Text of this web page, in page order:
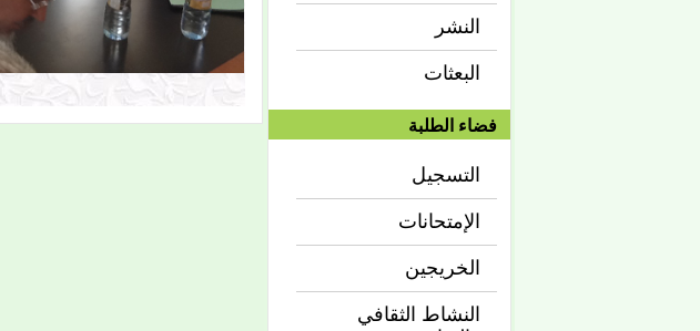
النشر
البعثات
فضاء الطلبة
التسجيل
الإمتحانات
الخريجين
النشاط الثقافي